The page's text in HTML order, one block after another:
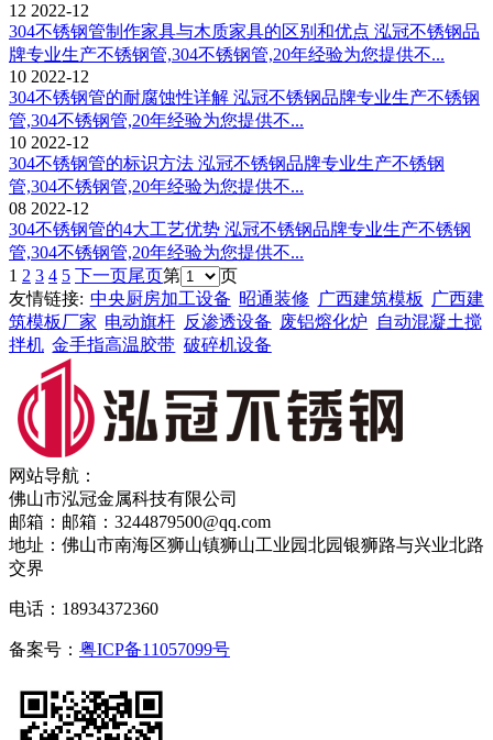
12 2022-12
304不锈钢管制作家具与木质家具的区别和优点 泓冠不锈钢品
牌专业生产不锈钢管,304不锈钢管,20年经验为您提供不...
10 2022-12
304不锈钢管的耐腐蚀性详解 泓冠不锈钢品牌专业生产不锈钢
管,304不锈钢管,20年经验为您提供不...
10 2022-12
304不锈钢管的标识方法 泓冠不锈钢品牌专业生产不锈钢
管,304不锈钢管,20年经验为您提供不...
08 2022-12
304不锈钢管的4大工艺优势 泓冠不锈钢品牌专业生产不锈钢
管,304不锈钢管,20年经验为您提供不...
1 2 3 4 5 下一页尾页第
页
友情链接: 中央厨房加工设备 昭通装修 广西建筑模板
广西建
筑模板厂家 电动旗杆 反渗透设备 废铝熔化炉
自动混凝土搅
拌机 金手指高温胶带 破碎机设备
网站导航：
佛山市泓冠金属科技有限公司
邮箱：邮箱：3244879500@qq.com
地址：佛山市南海区狮山镇狮山工业园北园银狮路与兴业北路
交界
电话：18934372360
备案号： 粤ICP备11057099号